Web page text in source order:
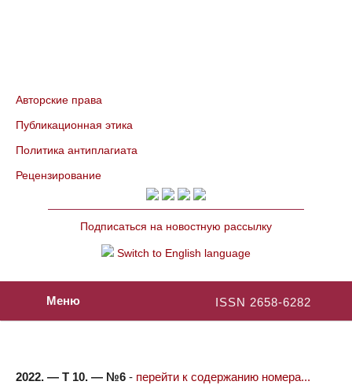
Авторские права
Публикационная этика
Политика антиплагиата
Рецензирование
Подписаться на новостную рассылку
Switch to English language
ISSN 2658-6282
Меню
2022. — Т 10. — №6 - перейти к содержанию номера...